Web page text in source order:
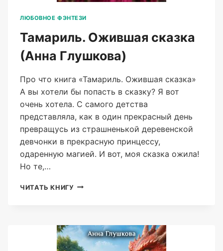
ЛЮБОВНОЕ ФЭНТЕЗИ
Тамариль. Ожившая сказка
(Анна Глушкова)
Про что книга «Тамариль. Ожившая сказка»
А вы хотели бы попасть в сказку? Я вот
очень хотела. С самого детства
представляла, как в один прекрасный день
превращусь из страшненькой деревенской
девчонки в прекрасную принцессу,
одаренную магией. И вот, моя сказка ожила!
Но те,…
ЧИТАТЬ КНИГУ ТАМАРИЛЬ.
ГЛУШКОВА)